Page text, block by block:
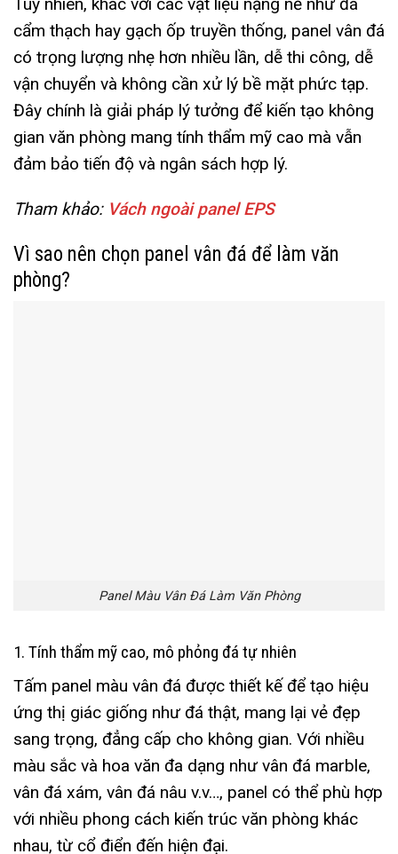
cẩm thạch hay gạch ốp truyền thống, panel vân đá
có trọng lượng nhẹ hơn nhiều lần, dễ thi công, dễ
vận chuyển và không cần xử lý bề mặt phức tạp.
Đây chính là giải pháp lý tưởng để kiến tạo không
gian văn phòng mang tính thẩm mỹ cao mà vẫn
đảm bảo tiến độ và ngân sách hợp lý.
Tham khảo: Vách ngoài panel EPS
Vì sao nên chọn panel vân đá để làm văn
phòng?
Panel Màu Vân Đá Làm Văn Phòng
1. Tính thẩm mỹ cao, mô phỏng đá tự nhiên
Tấm panel màu vân đá được thiết kế để tạo hiệu
ứng thị giác giống như đá thật, mang lại vẻ đẹp
sang trọng, đẳng cấp cho không gian. Với nhiều
màu sắc và hoa văn đa dạng như vân đá marble,
vân đá xám, vân đá nâu v.v…, panel có thể phù hợp
với nhiều phong cách kiến trúc văn phòng khác
nhau, từ cổ điển đến hiện đại.